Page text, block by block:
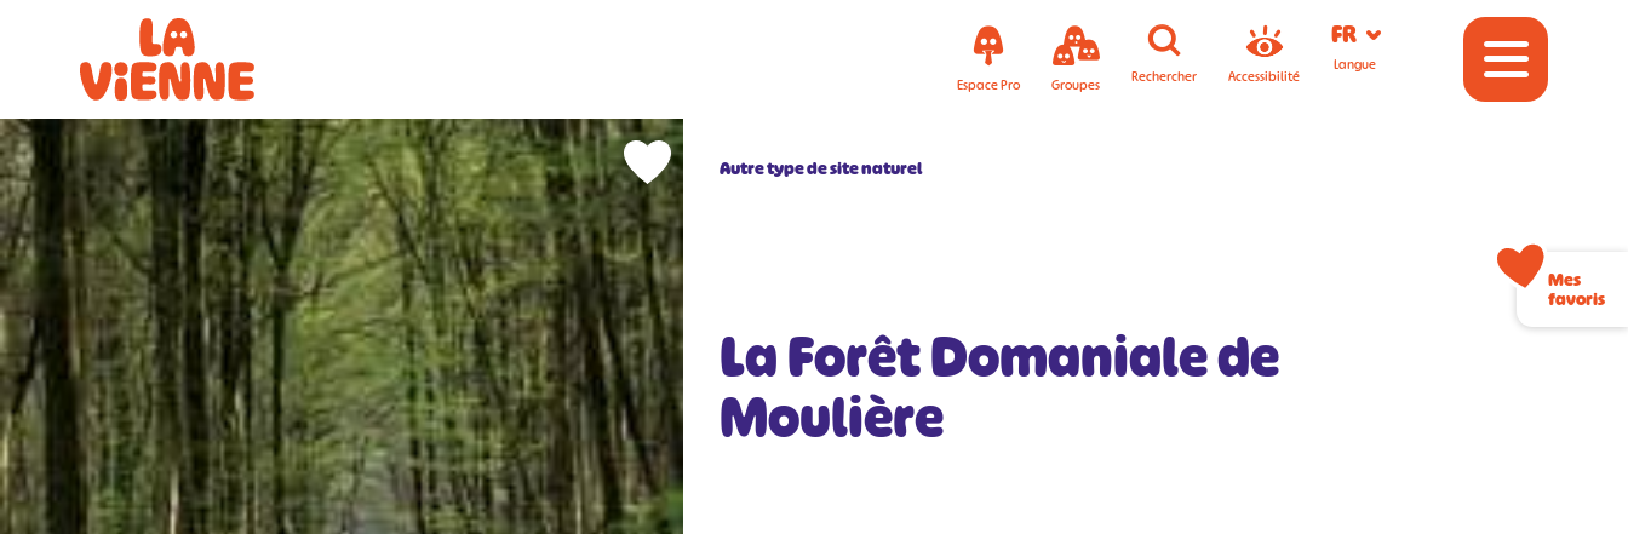
Espace Pro Groupes Rechercher Accessibilité
FR
Langue
Autre type de site naturel
La Forêt Domaniale de
Moulière
Mes
favoris
Panneau de gestion des cookies